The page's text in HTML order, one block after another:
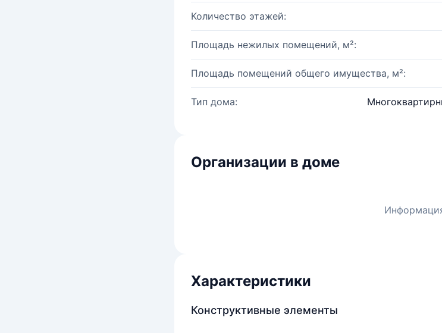
Количество этажей:
Площадь нежилых помещений, м²:
Площадь помещений общего имущества, м²:
Тип дома:
Организации в доме
Характеристики
Конструктивные элементы